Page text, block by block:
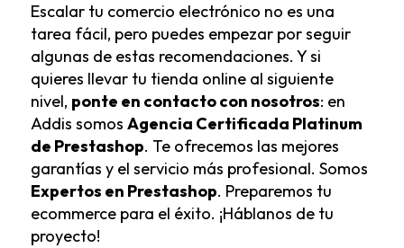
Escalar tu comercio electrónico no es una
tarea fácil, pero puedes empezar por seguir
algunas de estas recomendaciones. Y si
quieres llevar tu tienda online al siguiente
nivel, ponte en contacto con nosotros: en
Addis somos Agencia Certificada Platinum
de Prestashop. Te ofrecemos las mejores
garantías y el servicio más profesional. Somos
Expertos en Prestashop. Preparemos tu
ecommerce para el éxito. ¡Háblanos de tu
proyecto!